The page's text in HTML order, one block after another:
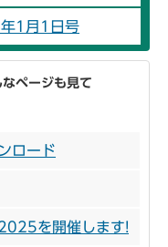
1月1日号
ページも見て
ロード
を開催します!